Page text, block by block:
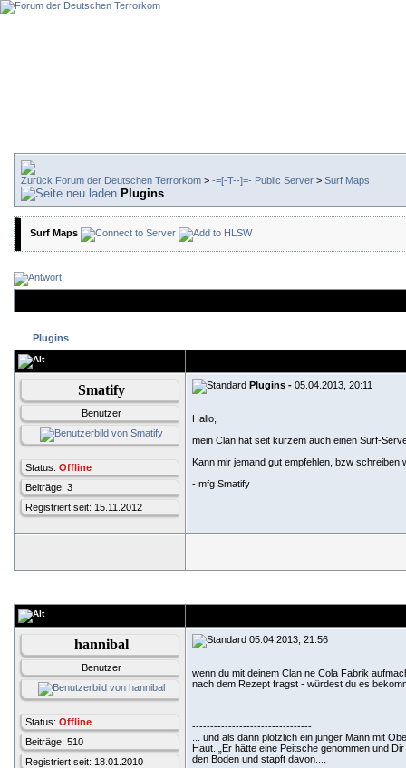
Forum der Deutschen Terrorkom > -=[-T--]=- Public Server > Surf Maps
Plugins
Surf Maps
Plugins
Smatify
Benutzer
Status: Offline
Beiträge: 3
Registriert seit: 15.11.2012
Plugins - 05.04.2013, 20:11
Hallo,
mein Clan hat seit kurzem auch einen Surf-
Kann mir jemand gut empfehlen, bzw schreiben
- mfg Smatify
hannibal
Benutzer
Status: Offline
Beiträge: 510
Registriert seit: 18.01.2010
05.04.2013, 21:56
wenn du mit deinem Clan ne Cola Fabrik
nach dem Rezept fragst - würdest du es
---------------------------------
... und als dann plötzlich ein junger Mann mit
Haut. „Er hätte eine Peitsche genommen und
den Boden und stapft davon....